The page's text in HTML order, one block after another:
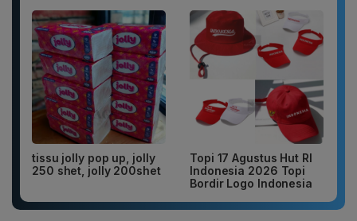
tissu jolly pop up, jolly
250 shet, jolly 200shet
Topi 17 Agustus Hut RI
Indonesia 2026 Topi
Bordir Logo Indonesia